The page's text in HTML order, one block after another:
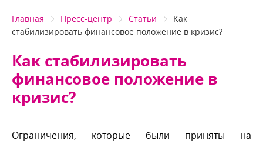
Главная Пресс-центр Статьи
Как
стабилизировать финансовое положение в кризис?
Как стабилизировать
финансовое положение
кризис?
Ограничения, которые были приняты на